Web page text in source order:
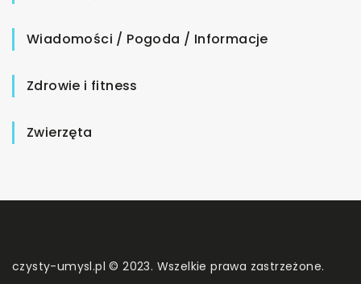
Wiadomości / Pogoda / Informacje
Zdrowie i fitness
Zwierzęta
czysty-umysl.pl © 2023. Wszelkie prawa zastrzeżone.